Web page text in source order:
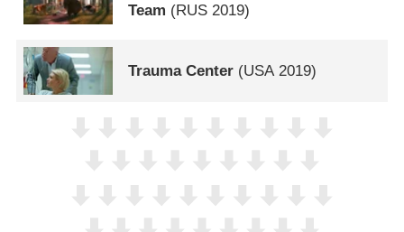
Team (RUS 2019)
Trauma Center (USA2019)